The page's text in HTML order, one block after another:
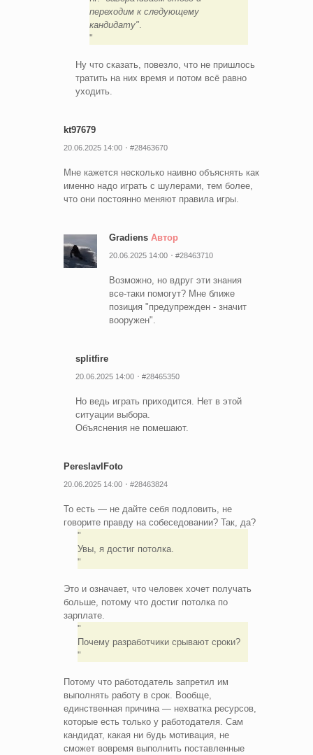
переходим к следующему
кандидату".
Ну что сказать, повезло, что не пришлось
тратить на них время и потом всё равно
уходить.
kt97679
20.06.2025 14:00 #28463670
Мне кажется несколько наивно объяснять как
именно надо играть с шулерами, тем более,
что они постоянно меняют правила игры.
Gradiens Автор
20.06.2025 14:00 #28463710
Возможно, но вдруг эти знания
все-таки помогут? Мне ближе
позиция "предупрежден - значит
вооружен".
splitfire
20.06.2025 14:00 #28465350
Но ведь играть приходится. Нет в этой
ситуации выбора.
Объяснения не помешают.
PereslavlFoto
20.06.2025 14:00 #28463824
То есть — не дайте себя подловить, не
говорите правду на собеседовании? Так, да?
Увы, я достиг потолка.
Это и означает, что человек хочет получать
больше, потому что достиг потолка по
зарплате.
Почему разработчики срывают сроки?
Потому что работодатель запретил им
выполнять работу в срок. Вообще,
единственная причина — нехватка ресурсов,
которые есть только у работодателя. Сам
кандидат, какая ни будь мотивация, не
сможет вовремя выполнить поставленные